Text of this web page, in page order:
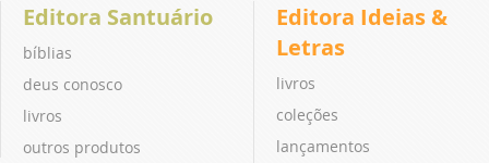
Editora Santuário
bíblias
deus conosco
livros
outros produtos
Editora Ideias &
Letras
livros
coleções
lançamentos